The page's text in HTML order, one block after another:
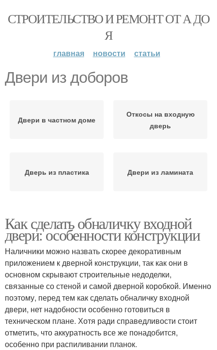
СТРОИТЕЛЬСТВО И РЕМОНТ ОТ А ДО
Я
главная новости статьи
Двери из доборов
Двери в частном доме
Откосы на входную
дверь
Дверь из пластика Двери из ламината
Как сделать обналичку входной
двери: особенности конструкции
Наличники можно назвать скорее декоративным
приложением к дверной конструкции, так как они в
основном скрывают строительные недоделки,
связанные со стеной и самой дверной коробкой. Именно
поэтому, перед тем как сделать обналичку входной
двери, нет надобности особенно готовиться в
техническом плане. Хотя ради справедливости стоит
отметить, что аккуратность все же понадобится,
особенно при распиливании планок.